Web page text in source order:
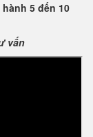
5 đến 10
vấn